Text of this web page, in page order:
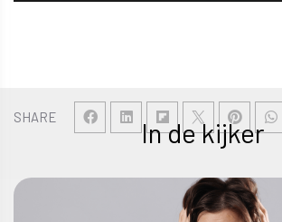
SHARE In de kijker